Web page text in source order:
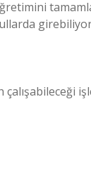
işler